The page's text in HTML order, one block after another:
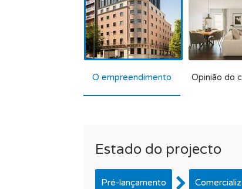
O empreendimento Opinião do
Estado do projecto
Pré-lançamento